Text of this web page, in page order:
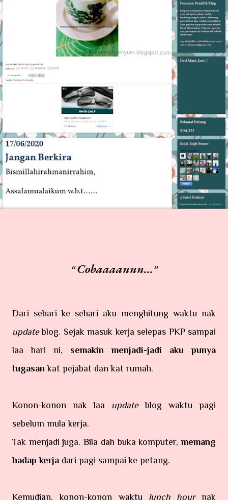
Cobaaaannn...
Dari sehari ke sehari aku menghitung waktu nak
updateblog. Sejak masuk kerja selepas PKP sampai
laa hari ni, semakin menjadi-jadi aku punya
tugasan kat pejabat dan kat rumah.
Konon-konon nak laa updateblog waktu pagi
sebelum mula kerja.
Tak menjadi juga. Bila dah buka komputer,memang
hadap kerja dari pagi sampai ke petang.
Kemudian, konon-konon waktu lunch hournak